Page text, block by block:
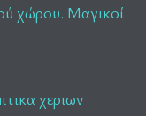
χώρου. Μαγικοί
χεριων